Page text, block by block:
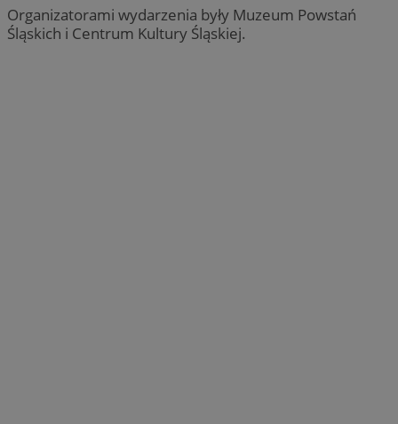
Organizatorami wydarzenia były Muzeum Powstań
Śląskich i Centrum Kultury Śląskiej.